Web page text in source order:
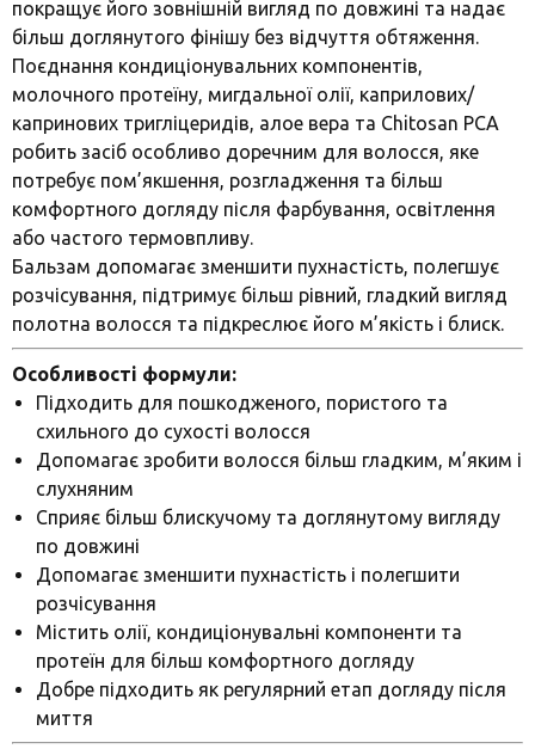
покращує його зовнішній вигляд по довжині та надає
більш доглянутого фінішу без відчуття обтяження.
Поєднання кондиціонувальних компонентів,
молочного протеїну, мигдальної олії, каприлових/
капринових тригліцеридів, алое вера та Chitosan PCA
робить засіб особливо доречним для волосся, яке
потребує пом’якшення, розгладження та більш
комфортного догляду після фарбування, освітлення
або частого термовпливу.
Бальзам допомагає зменшити пухнастість, полегшує
розчісування, підтримує більш рівний, гладкий вигляд
полотна волосся та підкреслює його м’якість і блиск.
Особливості формули:
Підходить для пошкодженого, пористого та
схильного до сухості волосся
Допомагає зробити волосся більш гладким, м’яким і
слухняним
Сприяє більш блискучому та доглянутому вигляду
по довжині
Допомагає зменшити пухнастість і полегшити
розчісування
Містить олії, кондиціонувальні компоненти та
протеїн для більш комфортного догляду
Добре підходить як регулярний етап догляду після
миття